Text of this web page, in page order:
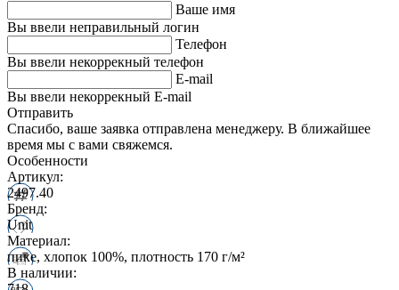
Ваше имя
Вы ввели неправильный логин
Телефон
Вы ввели некоррекный телефон
E-mail
Вы ввели некоррекный E-mail
Отправить
Спасибо, ваше заявка отправлена менеджеру. В ближайшее
время мы с вами свяжемся.
Особенности
Артикул:
2497.40
Бренд:
Unit
Материал:
пике, хлопок 100%, плотность 170 г/м²
В наличии: